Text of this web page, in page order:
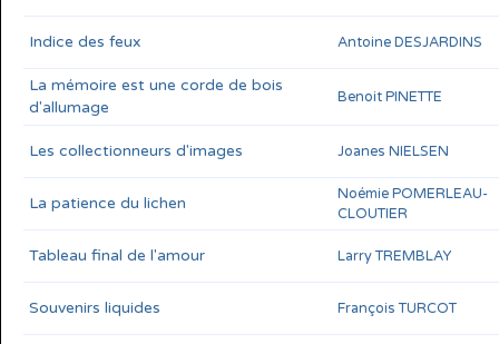
Indice des feux Antoine DESJARDINS
La mémoire est une corde de bois
d'allumage
Benoit PINETTE
Les collectionneurs d'images Joanes NIELSEN
La patience du lichen
Noémie POMERLEAU-
CLOUTIER
Tableau final de l'amour Larry TREMBLAY
Souvenirs liquides François TURCOT